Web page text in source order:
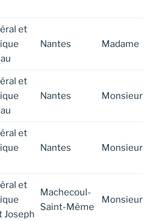
et
Nantes Madame
et
Nantes Monsieur
et
Nantes Monsieur
et
Joseph
Machecoul-
Saint-Même
Monsieur